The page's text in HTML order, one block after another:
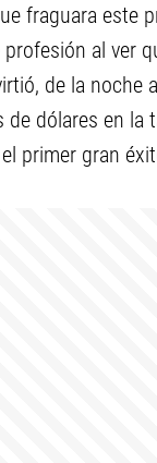
fraguara este
al ver
de la
dólares en
primer gran